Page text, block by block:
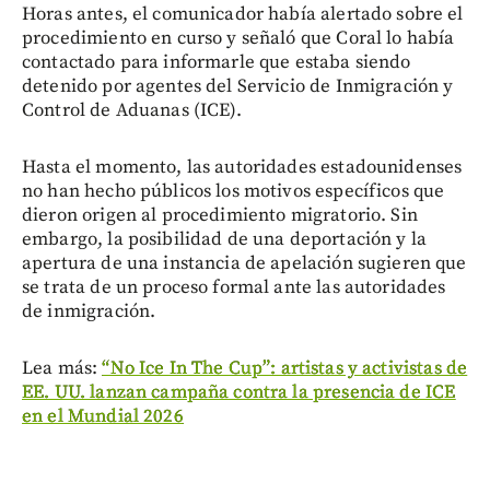
Horas antes, el comunicador había alertado sobre el
procedimiento en curso y señaló que Coral lo había
contactado para informarle que estaba siendo
detenido por agentes del Servicio de Inmigración y
Control de Aduanas (ICE).
Hasta el momento, las autoridades estadounidenses
no han hecho públicos los motivos específicos que
dieron origen al procedimiento migratorio. Sin
embargo, la posibilidad de una deportación y la
apertura de una instancia de apelación sugieren que
se trata de un proceso formal ante las autoridades
de inmigración.
Lea más:“No Ice In The Cup”: artistas y activistas de
EE. UU. lanzan campaña contra la presencia de ICE
en el Mundial 2026